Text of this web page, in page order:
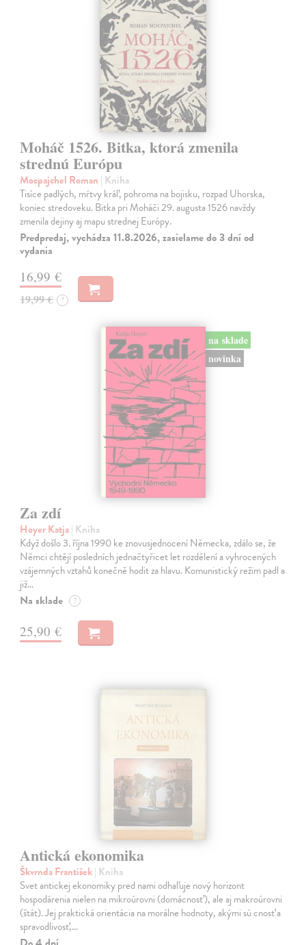
Moháč 1526. Bitka, ktorá zmenila
strednú Európu
Mocpajchel Roman | Kniha
Tisíce padlých, mŕtvy kráľ, pohroma na bojisku, rozpad Uhorska,
koniec stredoveku. Bitka pri Moháči 29. augusta 1526 navždy
zmenila dejiny aj mapu strednej Európy.
Predpredaj, vychádza 11.8.2026, zasielame do 3 dní od
vydania
16,99 €
19,99 € ?
na sklade
novinka
Za zdí
Hoyer Katja| Kniha
Když došlo 3. října 1990 ke znovusjednocení Německa, zdálo se, že
Němci chtějí posledních jednačtyřicet let rozdělení a vyhrocených
vzájemných vztahů konečně hodit za hlavu. Komunistický režim padl a
již…
Na sklade ?
25,90 €
Antická ekonomika
Škvrnda František| Kniha
Svet antickej ekonomiky pred nami odhaľuje nový horizont
hospodárenia nielen na mikroúrovni (domácnosť), ale aj makroúrovni
(štát). Jej praktická orientácia na morálne hodnoty, akými sú cnosť a
spravodlivosť,…